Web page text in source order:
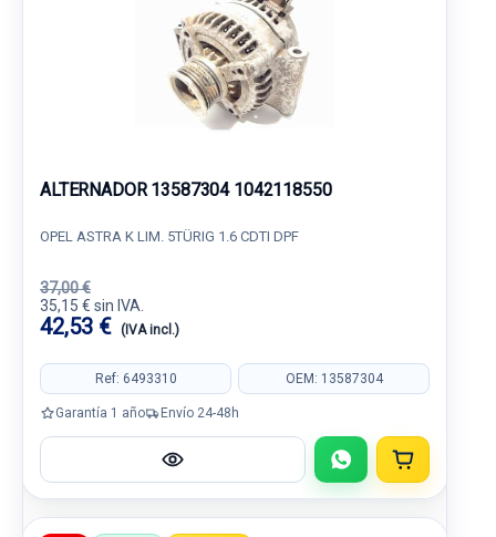
ALTERNADOR 13587304 1042118550
OPEL ASTRA K LIM. 5TÜRIG 1.6 CDTI DPF
37,00 €
35,15 € sin IVA.
42,53 € (IVA incl.)
Ref: 6493310 OEM: 13587304
Garantía 1 año Envío 24-48h